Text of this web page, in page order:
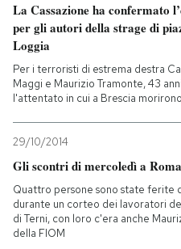
La Cassazione ha confermato
per gli autori della strage di
Loggia
Per i terroristi di estrema destra
Maggi e Maurizio Tramonte, 43
l'attentato in cui a Brescia
29/10/2014
Gli scontri di mercoledì a Roma
Quattro persone sono state ferite
durante un corteo dei lavoratori
di Terni, con loro c'era anche
della FIOM